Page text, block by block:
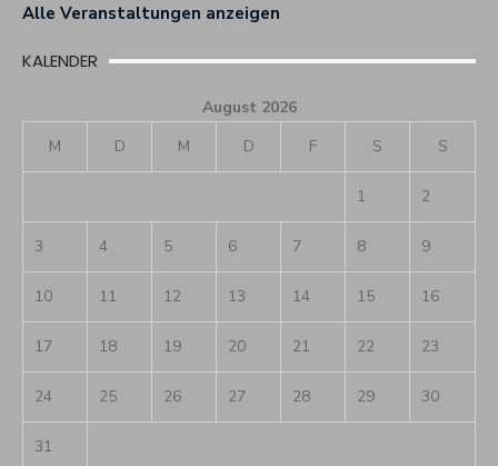
Alle Veranstaltungen anzeigen
KALENDER
August 2026
M
D M D F S S
1 2
3 4 5 6 7 8 9
10 11 12 13 14 15 16
17 18 19 20 21 22 23
24 25 26 27 28 29 30
31